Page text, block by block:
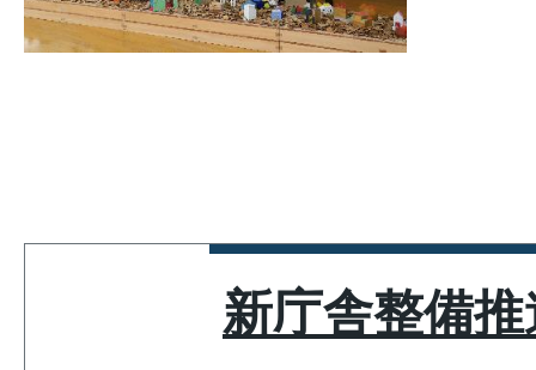
新庁舎整備